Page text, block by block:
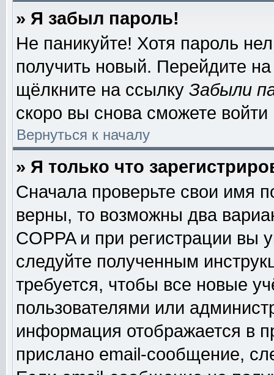
» Я забыл пароль!
Не паникуйте! Хотя пароль
получить новый. Перейдите
щёлкните на ссылку Забыли
скоро вы снова сможете
Вернуться к началу
» Я только что
Сначала проверьте свои имя
верны, то возможны два
COPPA и при регистрации вы
следуйте полученным
требуется, чтобы все новые
пользователями или
информация отображается в
прислано email-сообщение,